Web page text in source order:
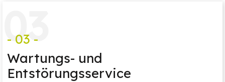
03
- 03 -
Wartungs- und
Entstörungsservice